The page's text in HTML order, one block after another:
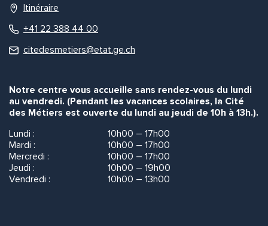
Itinéraire
+41 22 388 44 00
citedesmetiers@etat.ge.ch
Notre centre vous accueille sans rendez-vous du lundi
au vendredi. (Pendant les vacances scolaires, la Cité
des Métiers est ouverte du lundi au jeudi de 10h à 13h.).
Lundi :
10h00 – 17h00
Mardi :
10h00 – 17h00
Mercredi :
10h00 – 17h00
Jeudi :
10h00 – 19h00
Vendredi :
10h00 – 13h00